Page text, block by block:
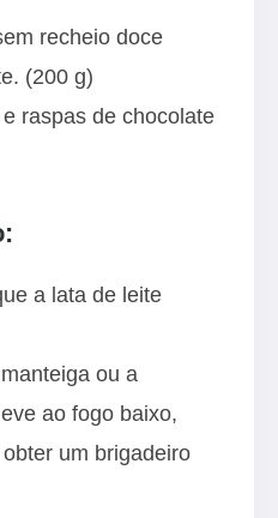
recheio doce
(200 g)
raspas de chocolate
a lata de leite
ou a
ao fogo baixo,
um brigadeiro